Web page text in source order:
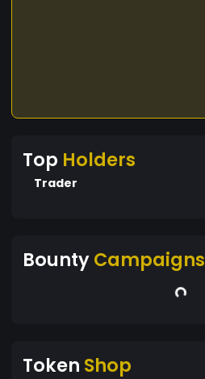
Top Holders
Trader
BountyCampaigns
Token Shop